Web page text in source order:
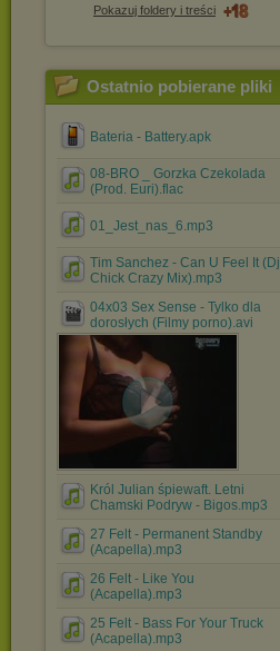
Pokazuj foldery i treści
Ostatnio pobierane pliki
Bateria - Battery.apk
08-BRO _ Gorzka Czekolada
(Prod. Euri).flac
01_Jest_nas_6.mp3
Tim Sanchez - Can U Feel It (Dj
Chick Crazy Mix).mp3
04x03 Sex Sense - Tylko dla
dorosłych (Filmy porno).avi
Król Julian śpiewaft. Letni
Chamski Podryw - Bigos.mp3
27 Felt - Permanent Standby
(Acapella).mp3
26 Felt - Like You
(Acapella).mp3
25 Felt - Bass For Your Truck
(Acapella).mp3